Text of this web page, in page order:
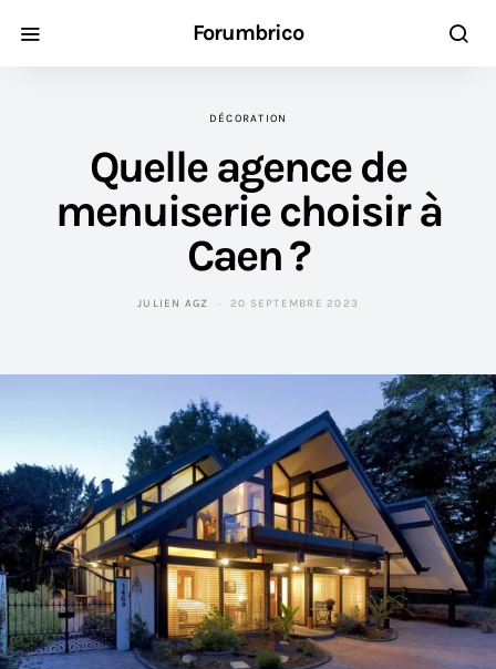
Forumbrico
DÉCORATION
Quelle agence de
menuiserie choisir à
Caen ?
JULIEN AGZ 20 SEPTEMBRE 2023